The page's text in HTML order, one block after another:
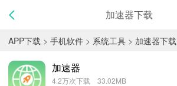
加速器下载
APP下载 > 手机软件 > 系统工具 > 加速器下载
加速器
4.2万次下载 33.02MB